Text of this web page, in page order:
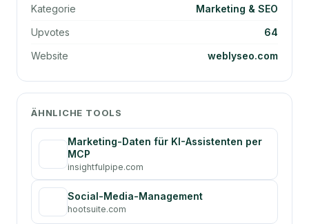
Kategorie
Marketing & SEO
Upvotes
64
Website
weblyseo.com
ÄHNLICHE TOOLS
Marketing-Daten für KI-Assistenten per
MCP
insightfulpipe.com
Social-Media-Management
hootsuite.com